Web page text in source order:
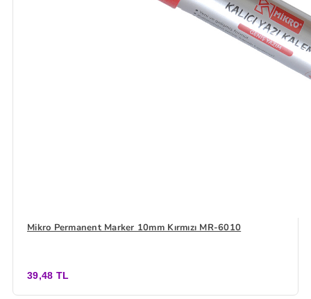
Mikro Permanent Marker 10mm Kırmızı MR-6010
39,48 TL